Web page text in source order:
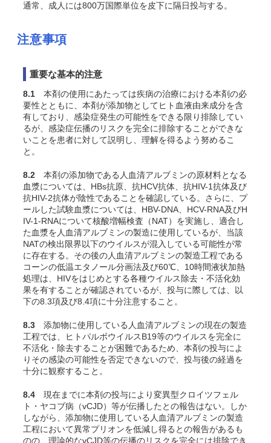
通常、成人には800万国際単位を皮下に隔日投与する。
注意事項
重要な基本的注意
8.1 本剤の使用にあたっては疾病の治療における本剤の必
要性とともに、本剤が添加物としてヒト血液由来成分を含
有しており、感染症発生の可能性をできる限り排除してい
るが、感染症伝播のリスクを完全に排除することができな
いことを患者に対して説明し、理解を得るよう努めるこ
と。
8.2 本剤の添加物である人血清アルブミンの原材料となる
血漿については、HBs抗原、抗HCV抗体、抗HIV-1抗体及び
抗HIV-2抗体が陰性であることを確認している。さらに、プ
ールした試験血漿については、HBV-DNA、HCV-RNA及びH
IV-1-RNAについて核酸増幅検査（NAT）を実施し、適合し
た血漿を人血清アルブミンの製造に使用しているが、当該
NATの検出限界以下のウイルスが混入している可能性が常
に存在する。その後の人血清アルブミンの製造工程である
コーンの低温エタノール分画法及び60℃、10時間液状加熱
処理は、HIVをはじめとする各種ウイルス除去・不活化効
果を有することが確認されているが、投与に際しては、以
下の8.3項及び8.4項に十分注意すること。
8.3 添加物に使用している人血清アルブミンの現在の製造
工程では、ヒトパルボウイルスB19等のウイルスを完全に
不活化・除去することが困難であるため、本剤の投与によ
りその感染の可能性を否定できないので、投与後の経過を
十分に観察すること。
8.4 現在までに本剤の投与により変異型クロイツフェル
ト・ヤコブ病（vCJD）等が伝播したとの報告はない。しか
しながら、添加物に使用している人血清アルブミンの製造
工程において異常プリオンを低減し得るとの報告があるも
のの、理論的なvCJD等の伝播のリスクを完全には排除でき